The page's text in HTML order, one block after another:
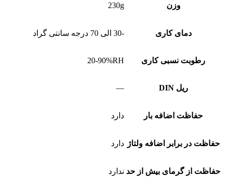
وزن 230g
دمای کاری -30 الی 70 درجه سانتی گراد
رطوبت نسبی کاری 20-90%RH
ریل DIN —
حفاظت اضافه بار دارد
حفاظت در برابر اضافه ولتاژ دارد
حفاظت از گرمای بیش از حد ندارد